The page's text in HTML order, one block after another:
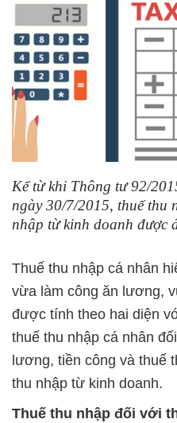
Kể từ khi Thông tư 92/
ngày 30/7/2015, thuế thu
nhập từ kinh doanh được
Thuế thu nhập cá nhân
vừa làm công ăn lương,
được tính theo hai diện
thuế thu nhập cá nhân
lương, tiền công và thuế
thu nhập từ kinh doanh.
Thuế thu nhập đối với